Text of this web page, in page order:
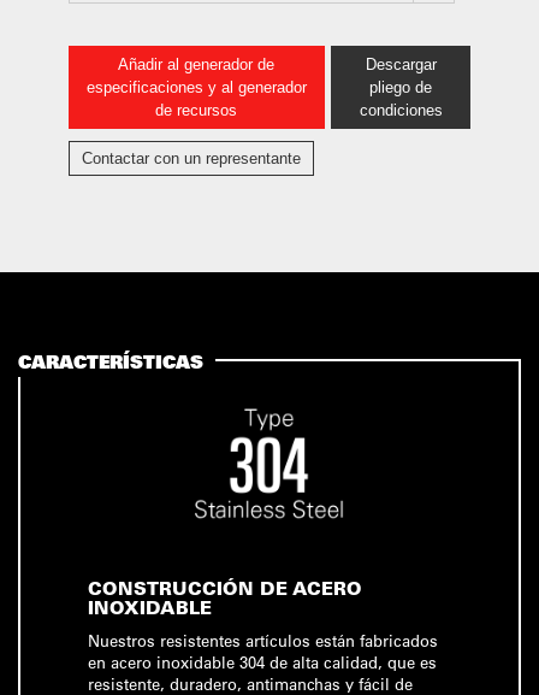
Añadir al generador de
especificaciones y al generador
de recursos
Descargar
pliego de
condiciones
Contactar con un representante
CARACTERÍSTICAS
CONSTRUCCIÓN DE ACERO
INOXIDABLE
Nuestros resistentes artículos están fabricados
en acero inoxidable 304 de alta calidad, que es
resistente, duradero, antimanchas y fácil de